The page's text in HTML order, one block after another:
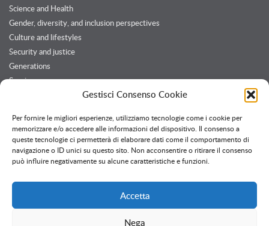
Gestisci Consenso Cookie
Per fornire le migliori esperienze, utilizziamo tecnologie come i cookie per
memorizzare e/o accedere alle informazioni del dispositivo. Il consenso a
queste tecnologie ci permetterà di elaborare dati come il comportamento di
navigazione o ID unici su questo sito. Non acconsentire o ritirare il consenso
può influire negativamente su alcune caratteristiche e funzioni.
Accetta
Nega
Science and Health
Gender, diversity, and inclusion perspectives
Culture and lifestyles
Security and justice
Generations
Services
Customers and Partners
Twitter feed
Follow @OssPavia